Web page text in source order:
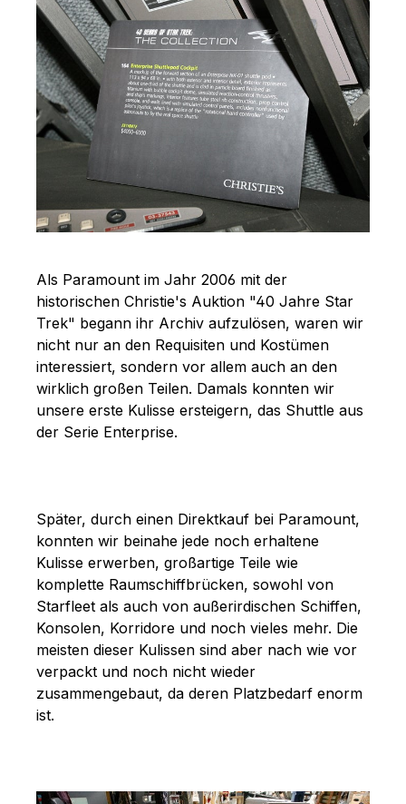
Als Paramount im Jahr 2006 mit der
historischen Christie's Auktion "40 Jahre Star
Trek" begann ihr Archiv aufzulösen, waren wir
nicht nur an den Requisiten und Kostümen
interessiert, sondern vor allem auch an den
wirklich großen Teilen. Damals konnten wir
unsere erste Kulisse ersteigern, das Shuttle aus
der Serie Enterprise.
Später, durch einen Direktkauf bei Paramount,
konnten wir beinahe jede noch erhaltene
Kulisse erwerben, großartige Teile wie
komplette Raumschiffbrücken, sowohl von
Starfleet als auch von außerirdischen Schiffen,
Konsolen, Korridore und noch vieles mehr. Die
meisten dieser Kulissen sind aber nach wie vor
verpackt und noch nicht wieder
zusammengebaut, da deren Platzbedarf enorm
ist.